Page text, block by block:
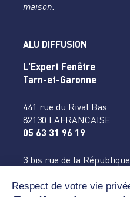
maison.
ALU DIFFUSION
L'Expert Fenêtre
Tarn-et-Garonne
441 rue du Rival Bas
82130 LAFRANCAISE
05 63 31 96 19
3 bis rue de la République
05 63 94 41 20